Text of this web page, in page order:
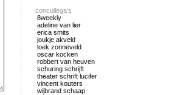
concullega's
8weekly
adeline van lier
erica smits
joukje akveld
loek zonneveld
oscar kocken
robbert van heuven
schuring schrijft
theater schrift lucifer
vincent kouters
wijbrand schaap